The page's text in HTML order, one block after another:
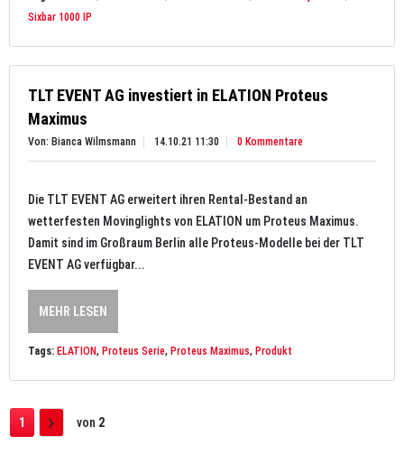
Sixbar 1000 IP
TLT EVENT AG investiert in ELATION Proteus
Maximus
Von: Bianca Wilmsmann 14.10.21 11:30 0 Kommentare
Die TLT EVENT AG erweitert ihren Rental-Bestand an
wetterfesten Movinglights von ELATION um Proteus Maximus.
Damit sind im Großraum Berlin alle Proteus-Modelle bei der TLT
EVENT AG verfügbar...
MEHR LESEN
Tags: ELATION, Proteus Serie, Proteus Maximus, Produkt
1 von 2